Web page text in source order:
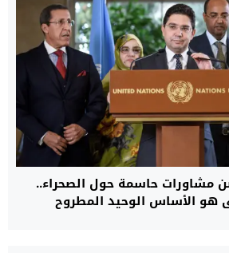
مشاورات حاسمة حول الصحراء..
هو الأساس الوحيد المطروح